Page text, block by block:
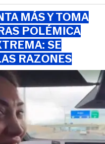
MÁS Y TOMA
POLÉMICA
SE
RAZONES